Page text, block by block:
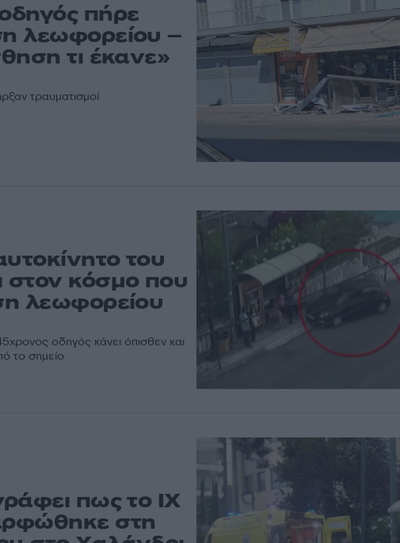
πήρε
λεωφορείου –
τι έκανε»
τραυματισμοί
του
στον κόσμο που
λεωφορείου
οδηγός κάνει όπισθεν και
το σημείο
πως το ΙΧ
στη